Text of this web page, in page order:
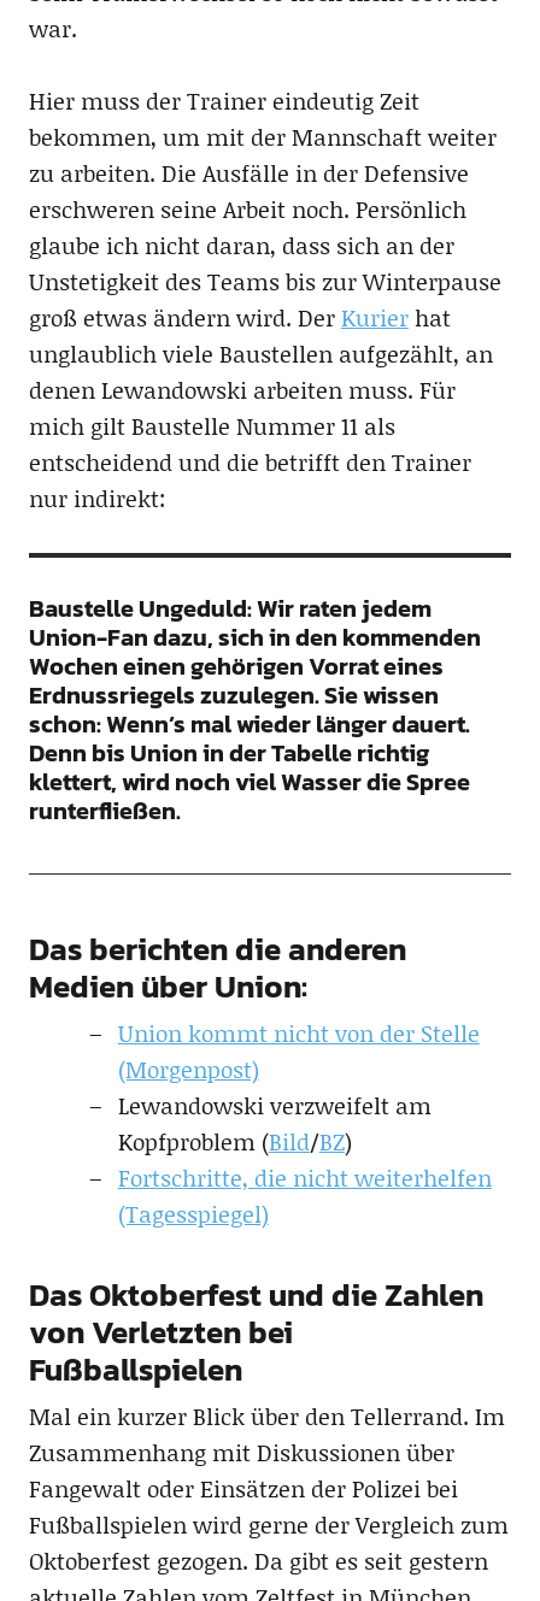
war.
Hier muss der Trainer eindeutig Zeit
bekommen, um mit der Mannschaft weiter
zu arbeiten. Die Ausfälle in der Defensive
erschweren seine Arbeit noch. Persönlich
glaube ich nicht daran, dass sich an der
Unstetigkeit des Teams bis zur Winterpause
groß etwas ändern wird. DerKurierhat
unglaublich viele Baustellen aufgezählt, an
denen Lewandowski arbeiten muss. Für
mich gilt Baustelle Nummer 11 als
entscheidend und die betrifft den Trainer
nur indirekt:
Baustelle Ungeduld: Wir raten jedem
Union-Fan dazu, sich in den kommenden
Wochen einen gehörigen Vorrat eines
Erdnussriegels zuzulegen. Sie wissen
schon: Wenn’s mal wieder länger dauert.
Denn bis Union in der Tabelle richtig
klettert, wird noch viel Wasser die Spree
runterfließen.
Das berichten die anderen
Medien über Union:
Union kommt nicht von der Stelle
(Morgenpost)
Lewandowski verzweifelt am
Kopfproblem (Bild/BZ)
Fortschritte, die nicht weiterhelfen
(Tagesspiegel)
Das Oktoberfest und die Zahlen
von Verletzten bei
Fußballspielen
Mal ein kurzer Blick über den Tellerrand. Im
Zusammenhang mit Diskussionen über
Fangewalt oder Einsätzen der Polizei bei
Fußballspielen wird gerne der Vergleich zum
Oktoberfest gezogen. Da gibt es seit gestern